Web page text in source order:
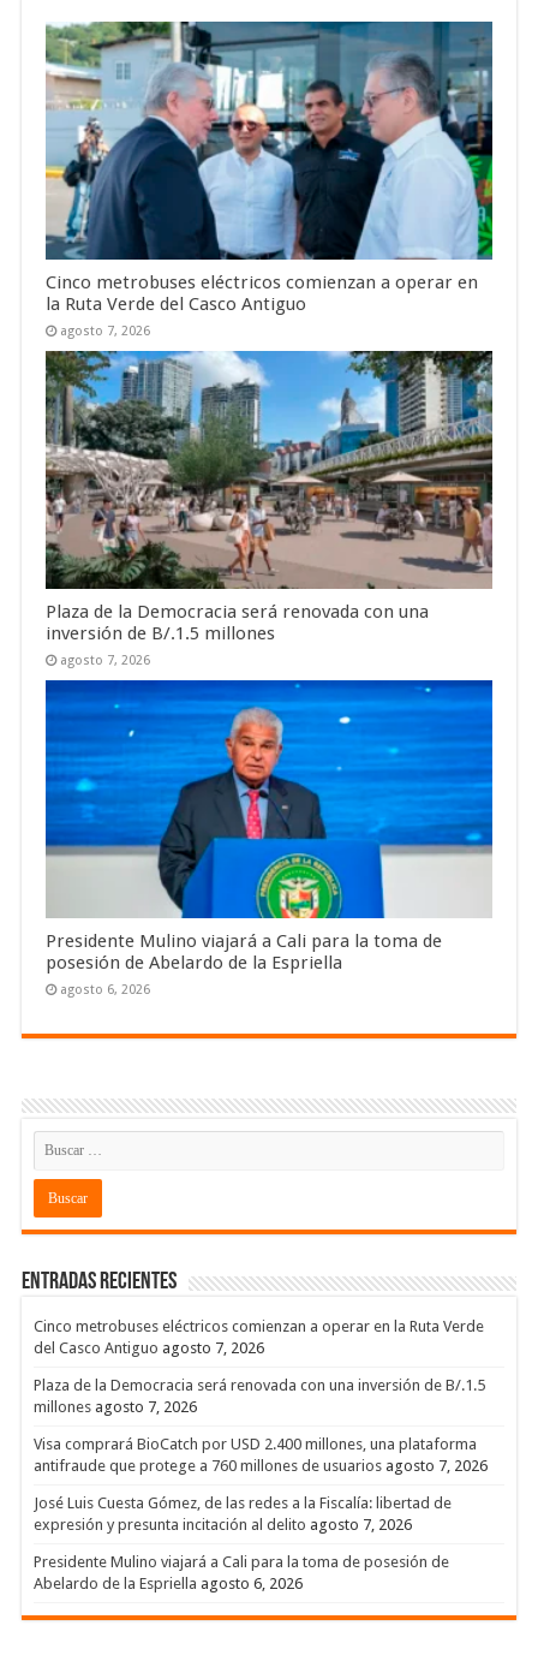
Cinco metrobuses eléctricos comienzan a operar en
la Ruta Verde del Casco Antiguo
agosto 7, 2026
Plaza de la Democracia será renovada con una
inversión de B/.1.5 millones
agosto 7, 2026
Presidente Mulino viajará a Cali para la toma de
posesión de Abelardo de la Espriella
agosto 6, 2026
Entradas recientes
Cinco metrobuses eléctricos comienzan a operar en la Ruta Verde
del Casco Antiguo agosto 7, 2026
Plaza de la Democracia será renovada con una inversión de B/.1.5
millones agosto 7, 2026
Visa comprará BioCatch por USD 2.400 millones, una plataforma
antifraude que protege a 760 millones de usuarios agosto 7, 2026
José Luis Cuesta Gómez, de las redes a la Fiscalía: libertad de
expresión y presunta incitación al delito agosto 7, 2026
Presidente Mulino viajará a Cali para la toma de posesión de
Abelardo de la Espriella agosto 6, 2026